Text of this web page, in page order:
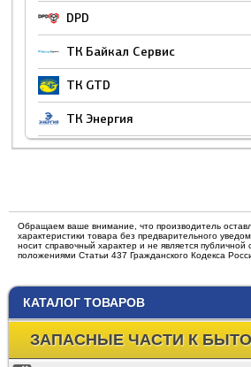
КАТАЛОГ ТОВАРОВ
ЗАПАСНЫЕ ЧАСТИ К
DPD
ТК Байкал Сервис
ТК GTD
ТК Энергия
Обращаем ваше внимание, что производитель
характеристики товара без предварительного
носит справочный характер и не является
положениями Статьи 437 Гражданского Кодекса